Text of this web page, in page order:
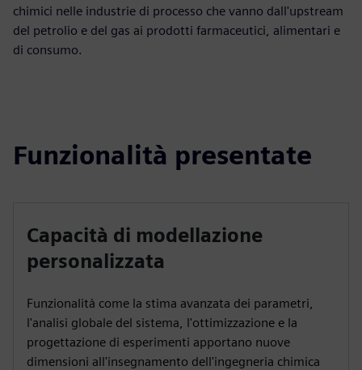
chimici nelle industrie di processo che vanno dall'upstream
del petrolio e del gas ai prodotti farmaceutici, alimentari e
di consumo.
Funzionalità presentate
Capacità di modellazione
personalizzata
Funzionalità come la stima avanzata dei parametri,
l'analisi globale del sistema, l'ottimizzazione e la
progettazione di esperimenti apportano nuove
dimensioni all'insegnamento dell'ingegneria chimica